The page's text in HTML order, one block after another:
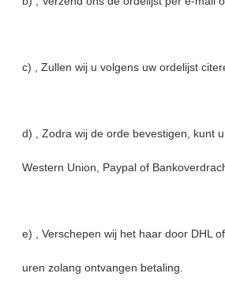
c) , Zullen wij u volgens uw ordelijst
d) , Zodra wij de orde bevestigen, kunt
Western Union, Paypal of
e) , Verschepen wij het haar door DHL
uren zolang ontvangen betaling.